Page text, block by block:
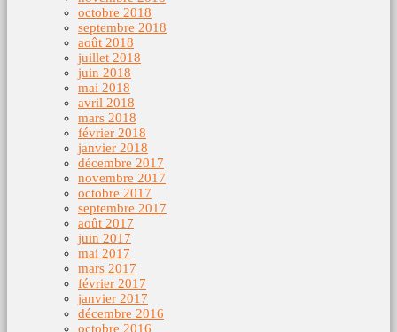
octobre 2018
septembre 2018
août 2018
juillet 2018
juin 2018
mai 2018
avril 2018
mars 2018
février 2018
janvier 2018
décembre 2017
novembre 2017
octobre 2017
septembre 2017
août 2017
juin 2017
mai 2017
mars 2017
février 2017
janvier 2017
décembre 2016
octobre 2016